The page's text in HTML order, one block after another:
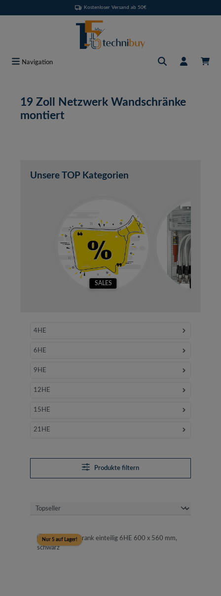
Kostenloser Versand ab 50€
Navigation
19 Zoll Netzwerk Wandschränke
montiert
Unsere TOP Kategorien
SALES
4HE
6HE
9HE
12HE
15HE
21HE
Produkte filtern
Nur 5 auf Lager!